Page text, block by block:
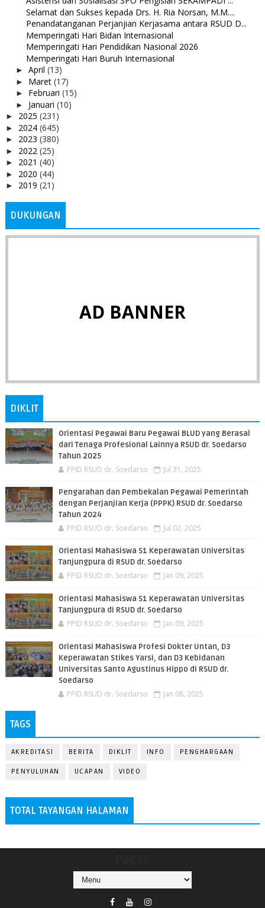
Selamat dan Sukses kepada Drs. H. Ria Norsan, M.M....
Penandatanganan Perjanjian Kerjasama antara RSUD D...
Memperingati Hari Bidan Internasional
Memperingati Hari Pendidikan Nasional 2026
Memperingati Hari Buruh Internasional
► April (13)
► Maret (17)
► Februari (15)
► Januari (10)
► 2025 (231)
► 2024 (645)
► 2023 (380)
► 2022 (25)
► 2021 (40)
► 2020 (44)
► 2019 (21)
DUKUNGAN
AD BANNER
DIKLIT
Orientasi Pegawai Baru Pegawai BLUD yang Berasal
dari Tenaga Profesional Lainnya RSUD dr. Soedarso
Tahun 2025
PPID RSUD dr. Soedarso Jul 31, 2025
Pengarahan dan Pembekalan Pegawai Pemerintah
dengan Perjanjian Kerja (PPPK) RSUD dr. Soedarso
Tahun 2024
PPID RSUD dr. Soedarso Jul 02, 2025
Orientasi Mahasiswa S1 Keperawatan Universitas
Tanjungpura di RSUD dr. Soedarso
PPID RSUD dr. Soedarso Jan 09, 2025
Orientasi Mahasiswa S1 Keperawatan Universitas
Tanjungpura di RSUD dr. Soedarso
PPID RSUD dr. Soedarso Jan 09, 2025
Orientasi Mahasiswa Profesi Dokter Untan, D3
Keperawatan Stikes Yarsi, dan D3 Kebidanan
Universitas Santo Agustinus Hippo di RSUD dr.
Soedarso
PPID RSUD dr. Soedarso Jan 08, 2025
TAGS
AKREDITASI BERITA DIKLIT INFO PENGHARGAAN
PENYULUHAN UCAPAN VIDEO
TOTAL TAYANGAN HALAMAN